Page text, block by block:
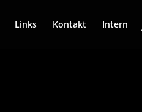
Links Kontakt Intern